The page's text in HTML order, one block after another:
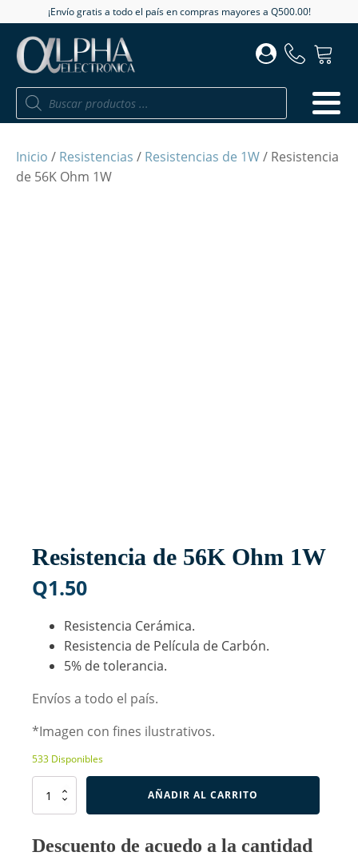
¡Envío gratis a todo el país en compras mayores a Q500.00!
Búsqueda
productos
Inicio / Resistencias / Resistencias de 1W/ Resistencia
de 56K Ohm 1W
Resistencia de 56K Ohm 1W
Q1.50
Resistencia Cerámica.
Resistencia de Película de Carbón.
5% de tolerancia.
Envíos a todo el país.
*Imagen con fines ilustrativos.
533 Disponibles
Resistencia
1W
AÑADIR AL CARRITO
Descuento de acuedo a la cantidad